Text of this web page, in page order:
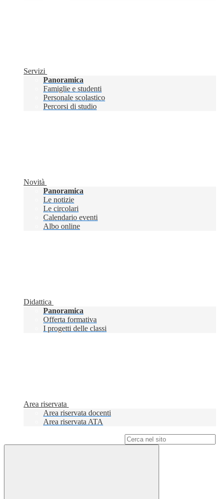
Servizi
Panoramica
Famiglie e studenti
Personale scolastico
Percorsi di studio
Novità
Panoramica
Le notizie
Le circolari
Calendario eventi
Albo online
Didattica
Panoramica
Offerta formativa
I progetti delle classi
Area riservata
Area riservata docenti
Area riservata ATA